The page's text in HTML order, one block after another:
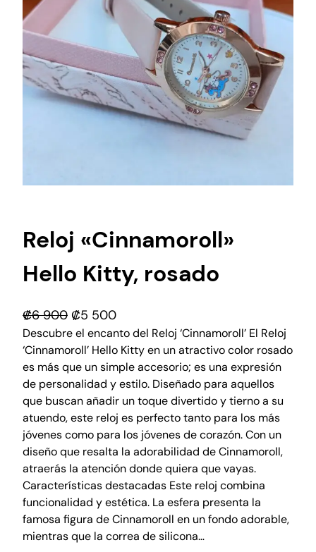
Reloj «Cinnamoroll»
Hello Kitty, rosado
₡6 900 E
l
p
r
e
c
i
o
o
r
i
g
i
₡5 500E
l
p
r
e
c
i
o
a
c
t
u
a
Descubre el encanto del Reloj ‘Cinnamoroll’ El Reloj
‘Cinnamoroll’ Hello Kitty en un atractivo color rosado
es más que un simple accesorio; es una expresión
de personalidad y estilo. Diseñado para aquellos
que buscan añadir un toque divertido y tierno a su
atuendo, este reloj es perfecto tanto para los más
jóvenes como para los jóvenes de corazón. Con un
diseño que resalta la adorabilidad de Cinnamoroll,
atraerás la atención donde quiera que vayas.
Características destacadas Este reloj combina
funcionalidad y estética. La esfera presenta la
famosa figura de Cinnamoroll en un fondo adorable,
mientras que la correa de silicona…